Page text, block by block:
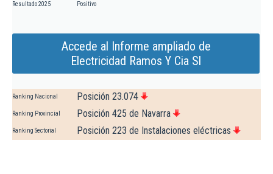
Resultado 2025 Positivo
Accede al Informe ampliado de
Electricidad Ramos Y Cia Sl
Ranking Nacional Posición 23.074
Ranking Provincial Posición 425 de Navarra
Ranking Sectorial Posición 223 de Instalaciones eléctricas